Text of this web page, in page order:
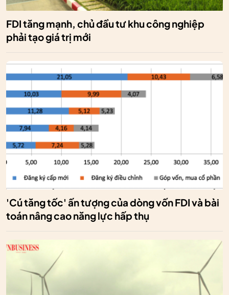
FDI tăng mạnh, chủ đầu tư khu công nghiệp
phải tạo giá trị mới
'Cú tăng tốc' ấn tượng của dòng vốn FDI và bài
toán nâng cao năng lực hấp thụ